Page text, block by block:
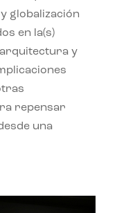
globalización
en la(s)
y
repensar
una